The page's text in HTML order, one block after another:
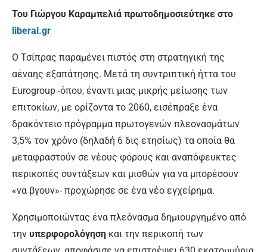
Του Γιώργου Καραμπελιά πρωτοδημοσιεύτηκε στο
liberal.gr
Ο Τσίπρας παραμένει πιστός στη στρατηγική της
αέναης εξαπάτησης. Μετά τη συντριπτική ήττα του
Eurogroup -όπου, έναντι μιας μικρής μείωσης των
επιτοκίων, με ορίζοντα το 2060, εισέπραξε ένα
δρακόντειο πρόγραμμα πρωτογενών πλεονασμάτων
3,5% τον χρόνο (δηλαδή 6 δις ετησίως) τα οποία θα
μεταφραστούν σε νέους φόρους και αναπόφευκτες
περικοπές συντάξεων και μισθών για να μπορέσουν
«να βγουν»- προχώρησε σε ένα νέο εγχείρημα.
Χρησιμοποιώντας ένα πλεόνασμα δημιουργημένο από
την υπερφορολόγηση και την περικοπή των